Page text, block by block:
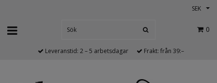
SEK
0
Leveranstid: 2 – 5 arbetsdagar Frakt: från 39:–